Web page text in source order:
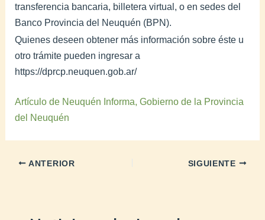
transferencia bancaria, billetera virtual, o en sedes del
Banco Provincia del Neuquén (BPN).
Quienes deseen obtener más información sobre éste u
otro trámite pueden ingresar a
https://dprcp.neuquen.gob.ar/
Artículo de Neuquén Informa, Gobierno de la Provincia
del Neuquén
ANTERIOR SIGUIENTE